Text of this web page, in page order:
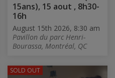
15ans), 15 aout , 8h30-
16h
August 15th 2026, 8:30 am
Pavillon du parc Henri-
Bourassa, Montréal, QC
SOLD OUT